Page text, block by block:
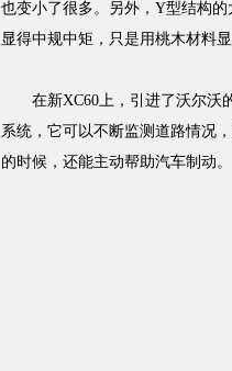
也变小了很多。另外，Y型结构
显得中规中矩，只是用桃木材料
在新XC60上，引进了沃尔沃
系统，它可以不断监测道路情况
的时候，还能主动帮助汽车制动。